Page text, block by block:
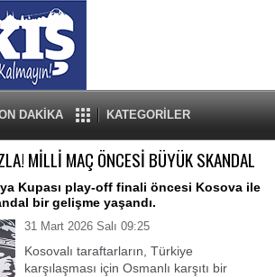
DAKİKA KATEGORİLER
MİLLİ MAÇ ÖNCESİ BÜYÜK SKANDAL
Kupası play-off finali öncesi Kosova ile
bir gelişme yaşandı.
31 Mart 2026 Salı 09:25
Kosovalı taraftarların, Türkiye
karşılaşması için Osmanlı karşıtı bir